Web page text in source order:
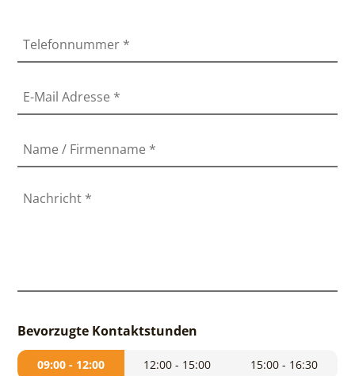
Telefonnummer *
E-Mail Adresse *
Name / Firmenname *
Nachricht *
Bevorzugte Kontaktstunden
09:00 - 12:00 12:00 - 15:00 15:00 - 16:30